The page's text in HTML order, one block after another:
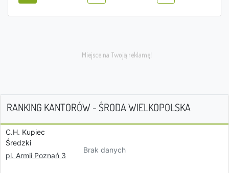
RANKING KANTORÓW - ŚRODA WIELKOPOLSKA
C.H. Kupiec
Średzki
pl. Armii Poznań 3
Brak danych